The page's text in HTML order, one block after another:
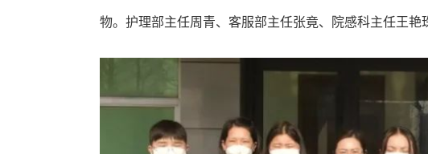
物。护理部主任周青、客服部主任张竟、院感科主任王艳